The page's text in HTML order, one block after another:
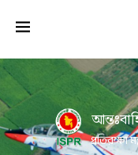
প্রতিরক্ষা